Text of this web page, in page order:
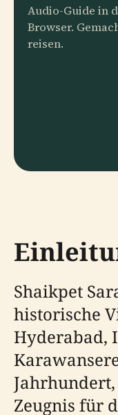
Audio-Guide in
Browser.
reisen.
Shaikpet
historische
Hyderabad,
Zeugnis für